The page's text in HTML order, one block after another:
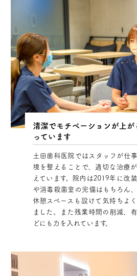
清潔でモチベーションが上が
っています
土田歯科医院ではスタッフが仕
境を整えることで、適切な治療
えています。院内は2019年に改
や消毒殺菌室の完備はもちろん
休憩スペースも設けて気持ちよ
ました。また残業時間の削減、
どにも力を入れています。